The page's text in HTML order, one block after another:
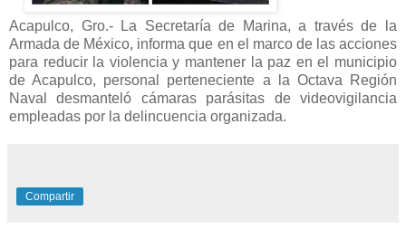
Acapulco, Gro.- La Secretaría de Marina, a través de la
Armada de México, informa que en el marco de las acciones
para reducir la violencia y mantener la paz en el municipio
de Acapulco, personal perteneciente a la Octava Región
Naval desmanteló cámaras parásitas de videovigilancia
empleadas por la delincuencia organizada.
Compartir